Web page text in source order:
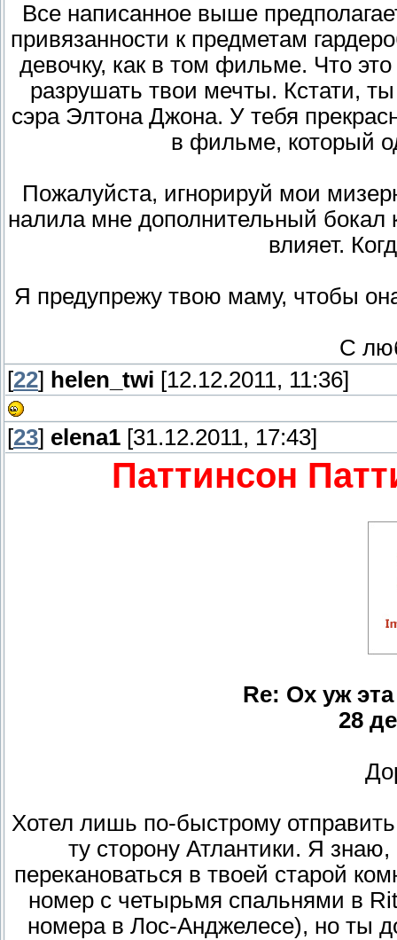
Все написанное выше
привязанности к предметам
девочку, как в том фильме. Что
разрушать твои мечты. Кстати,
сэра Элтона Джона. У тебя
в фильме, который
Пожалуйста, игнорируй мои
налила мне дополнительный бокал
влияет.
Я предупрежу твою маму, чтобы
С
[22] helen_twi [12.12.2011, 11:36]
[23] elena1 [31.12.2011, 17:43]
Паттинсон
Re: Ох уж
28
Хотел лишь по-быстрому
ту сторону Атлантики. Я
перекановаться в твоей старой
номер с четырьмя спальнями в
номера в Лос-Анджелесе), но ты